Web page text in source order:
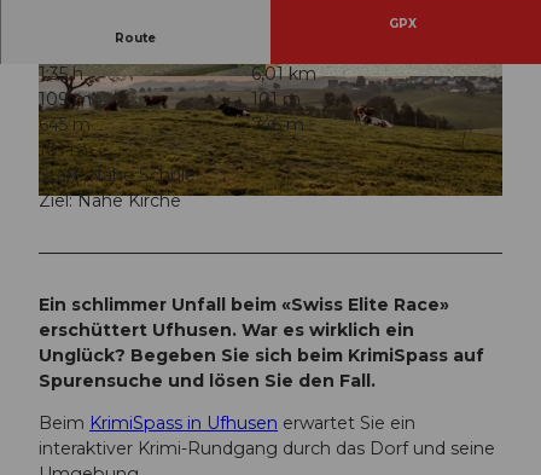
© Willisau Tourismus, Willisau Tourismus |
© Gemeinde Ufhusen, Willisau Tourismus |
CC-BY-ND
© Gemeinde Ufhusen, Willisau Tourismus |
CC-BY-ND
Route
GPX
1:35 h
6,01 km
109 m
101 m
645 m
746 m
101 m
Start: Nähe Schule
Ziel: Nähe Kirche
Ein schlimmer Unfall beim «Swiss Elite Race»
erschüttert Ufhusen. War es wirklich ein
Unglück? Begeben Sie sich beim KrimiSpass auf
Spurensuche und lösen Sie den Fall.
Beim KrimiSpass in Ufhusen erwartet Sie ein
interaktiver Krimi-Rundgang durch das Dorf und seine